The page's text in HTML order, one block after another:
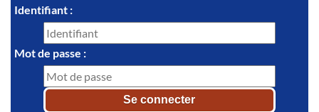
Identifiant :
Mot de passe :